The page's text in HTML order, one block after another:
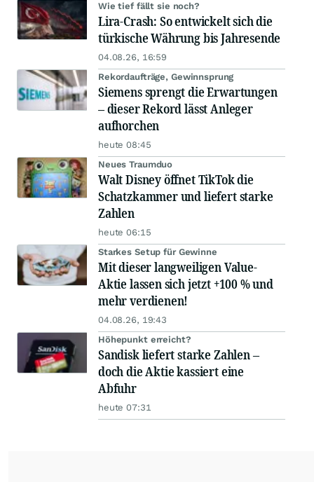
Wie tief fällt sie noch?
Lira-Crash: So entwickelt sich die
türkische Währung bis Jahresende
04.08.26, 16:59
Rekordaufträge, Gewinnsprung
Siemens sprengt die Erwartungen
– dieser Rekord lässt Anleger
aufhorchen
heute 08:45
Neues Traumduo
Walt Disney öffnet TikTok die
Schatzkammer und liefert starke
Zahlen
heute 06:15
Starkes Setup für Gewinne
Mit dieser langweiligen Value-
Aktie lassen sich jetzt +100 % und
mehr verdienen!
04.08.26, 19:43
Höhepunkt erreicht?
Sandisk liefert starke Zahlen –
doch die Aktie kassiert eine
Abfuhr
heute 07:31